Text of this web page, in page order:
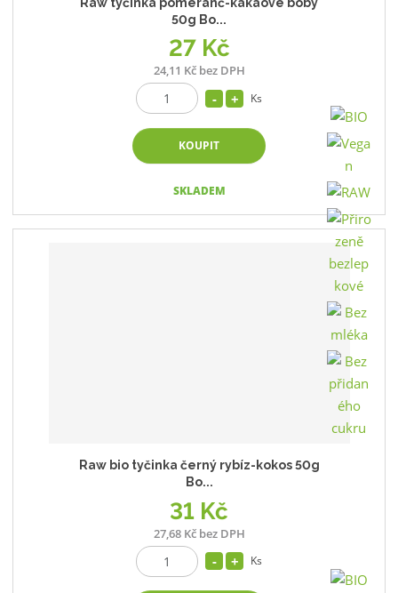
50g Bo...
27 Kč
24,11 Kč bez DPH
Ks
KOUPIT
SKLADEM
Raw bio tyčinka černý rybíz-kokos 50g
Bo...
31 Kč
27,68 Kč bez DPH
Ks